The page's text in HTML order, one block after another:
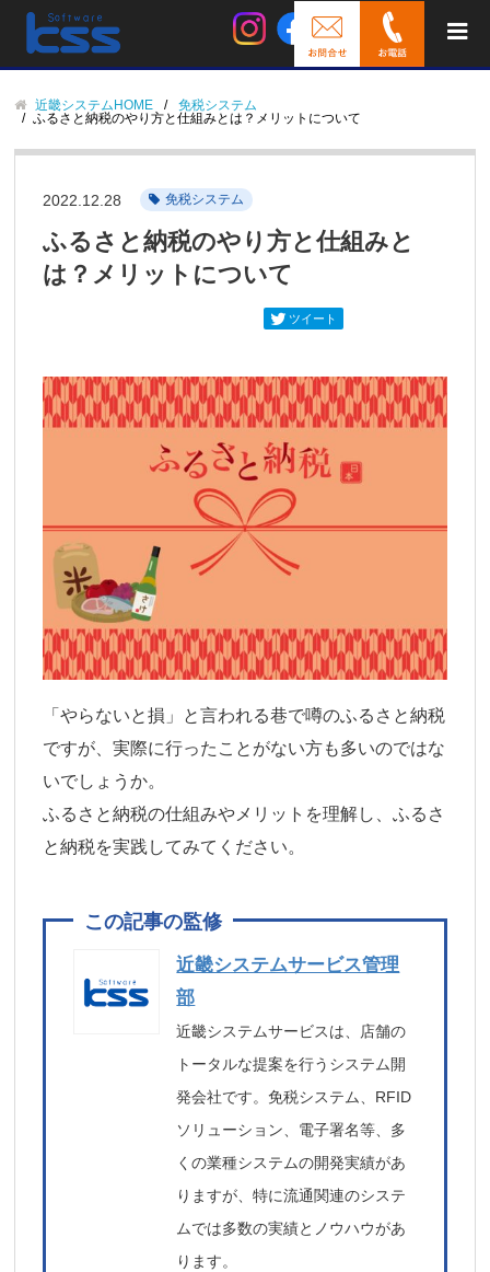
近畿システムHOME
免税システム
ふるさと納税のやり方と仕組みとは？メリットについて
2022.12.28 免税システム
ツイート
ふるさと納税のやり方と仕組みと
は？メリットについて
「やらないと損」と言われる巷で噂のふるさと納税
ですが、実際に行ったことがない方も多いのではな
いでしょうか。
ふるさと納税の仕組みやメリットを理解し、ふるさ
と納税を実践してみてください。
近畿システムサービス管理
部
近畿システムサービスは、店舗の
トータルな提案を行うシステム開
発会社です。免税システム、RFID
ソリューション、電子署名等、多
くの業種システムの開発実績があ
りますが、特に流通関連のシステ
ムでは多数の実績とノウハウがあ
ります。